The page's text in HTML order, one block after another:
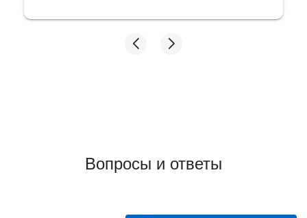
Вопросы и ответы